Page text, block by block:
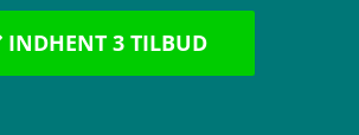
INDHENT 3 TILBUD